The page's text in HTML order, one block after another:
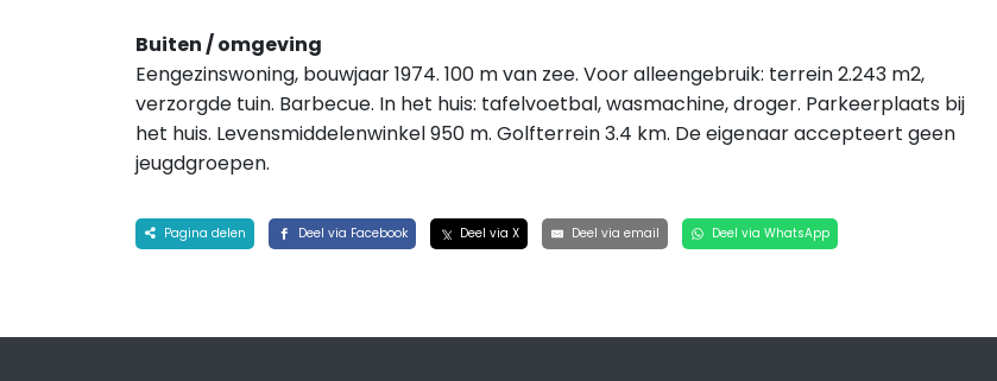
Buiten / omgeving
Eengezinswoning, bouwjaar 1974. 100 m van zee. Voor alleengebruik: terrein 2.243 m2,
verzorgde tuin. Barbecue. In het huis: tafelvoetbal, wasmachine, droger. Parkeerplaats bij
het huis. Levensmiddelenwinkel 950 m. Golfterrein 3.4 km. De eigenaar accepteert geen
jeugdgroepen.
Pagina delen Deel via Facebook Deel via X Deel via email Deel via WhatsApp